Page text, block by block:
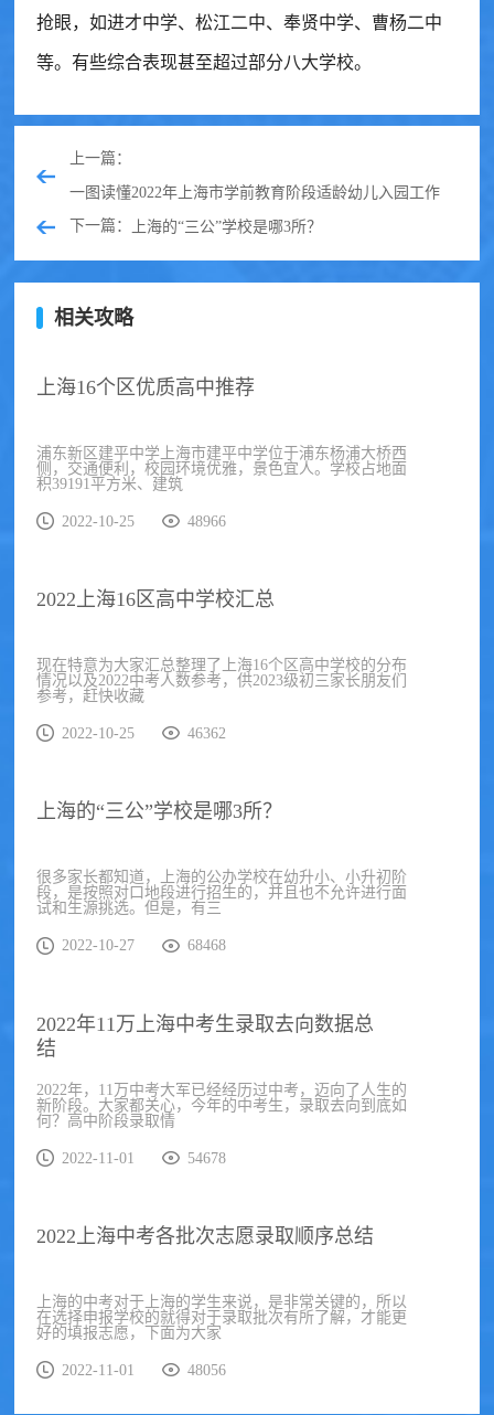
抢眼，如进才中学、松江二中、奉贤中学、曹杨二中
等。有些综合表现甚至超过部分八大学校。
上一篇：
一图读懂2022年上海市学前教育阶段适龄幼儿入园工作
下一篇：
上海的“三公”学校是哪3所？
相关攻略
上海16个区优质高中推荐
浦东新区建平中学上海市建平中学位于浦东杨浦大桥西
侧，交通便利，校园环境优雅，景色宜人。学校占地面
积39191平方米、建筑
2022-10-25 48966
2022上海16区高中学校汇总
现在特意为大家汇总整理了上海16个区高中学校的分布
情况以及2022中考人数参考，供2023级初三家长朋友们
参考，赶快收藏
2022-10-25 46362
上海的“三公”学校是哪3所？
很多家长都知道，上海的公办学校在幼升小、小升初阶
段，是按照对口地段进行招生的，并且也不允许进行面
试和生源挑选。但是，有三
2022-10-27 68468
2022年11万上海中考生录取去向数据总
结
2022年，11万中考大军已经经历过中考，迈向了人生的
新阶段。大家都关心，今年的中考生，录取去向到底如
何？高中阶段录取情
2022-11-01 54678
2022上海中考各批次志愿录取顺序总结
上海的中考对于上海的学生来说，是非常关键的，所以
在选择申报学校的就得对于录取批次有所了解，才能更
好的填报志愿，下面为大家
2022-11-01 48056